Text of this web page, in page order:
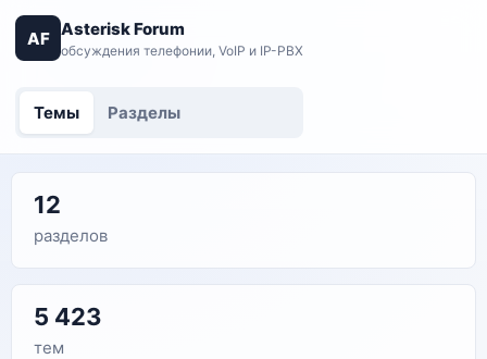
AF Asterisk Forum
обсуждения телефонии, VoIP и IP-PBX
Темы Разделы
12
разделов
5 423
тем